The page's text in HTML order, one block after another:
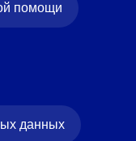
помощи
данных